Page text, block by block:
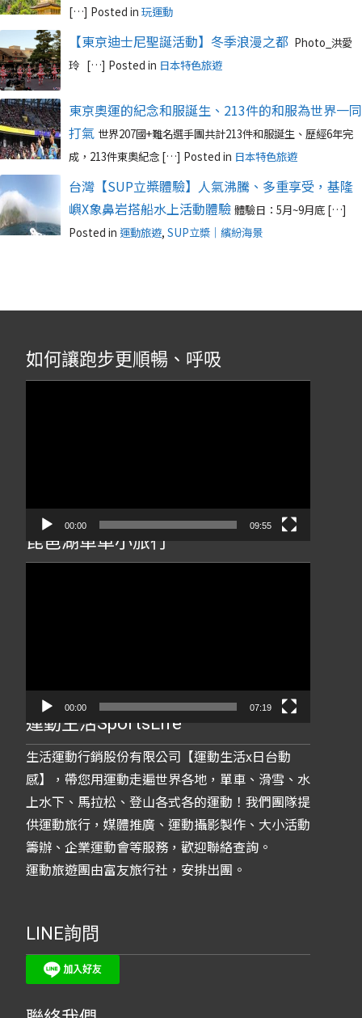
[…] Posted in 玩運動
【東京迪士尼聖誕活動】冬季浪漫之都 Photo_洪愛
玲 […] Posted in 日本特色旅遊
東京奧運的紀念和服誕生、213件的和服為世界一同
打氣 世界207國+難名選手團共計213件和服誕生、歷經6年完
成，213件東奧紀念 […] Posted in 日本特色旅遊
台灣【SUP立槳體驗】人氣沸騰、多重享受，基隆
嶼X象鼻岩搭船水上活動體驗 體驗日：5月~9月底 […]
Posted in 運動旅遊, SUP立槳｜繽紛海景
如何讓跑步更順暢、呼吸
00:00 09:55
琵琶湖單車小旅行
00:00 07:19
運動生活SportsLife
生活運動行銷股份有限公司【運動生活x日台動
感】，帶您用運動走遍世界各地，單車、滑雪、水
上水下、馬拉松、登山各式各的運動！我們團隊提
供運動旅行，媒體推廣、運動攝影製作、大小活動
籌辦、企業運動會等服務，歡迎聯絡查詢。
運動旅遊團由富友旅行社，安排出團。
LINE詢問